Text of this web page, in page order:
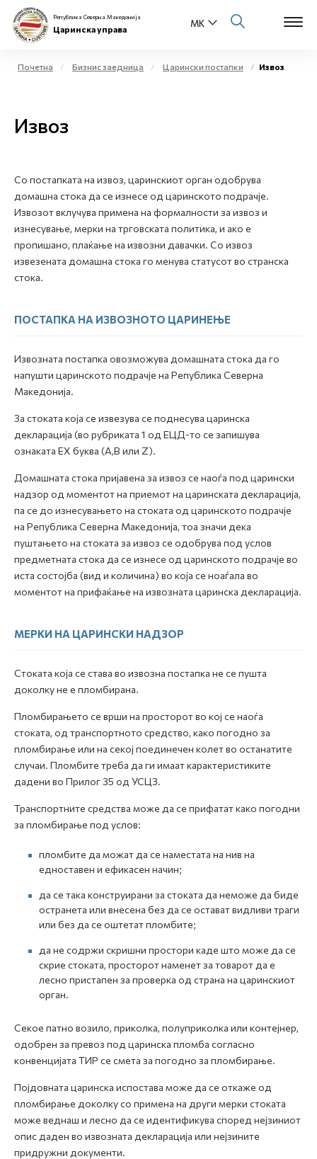
Бизнис заедница
Е-Царина
Медиа центар
Контакт
Е-Весник
Република Северна Македонија
Царинска управа
Почетна Бизнис заедница Царински постапки Извоз
Извоз
Со постапката на извоз, царинскиот орган одобрува
домашна стока да се изнесе од царинското подрачје.
Извозот вклучува примена на формалности за извоз и
изнесување, мерки на трговската политика, и ако е
пропишано, плаќање на извозни давачки. Со извоз
извезената домашна стока го менува статусот во странска
стока.
ПОСТАПКА НА ИЗВОЗНОТО ЦАРИНЕЊЕ
Извозната постапка овозможува домашната стока да го
напушти царинското подрачје на Република Северна
Македонија.
За стоката која се извезува се поднесува царинска
декларација (во рубриката 1 од ЕЦД-то се запишува
ознаката ЕХ буква (А,B или Z).
Домашната стока пријавена за извоз се наоѓа под царински
надзор од моментот на приемот на царинската декларација,
па се до изнесувањето на стоката од царинското подрачје
на Република Северна Македонија, тоа значи дека
пуштањето на стоката за извоз се одобрува под услов
предметната стока да се изнесе од царинското подрачје во
иста состојба (вид и количина) во која се ноаѓала во
моментот на прифаќање на извозната царинска декларација.
МЕРКИ НА ЦАРИНСКИ НАДЗОР
Стоката која се става во извозна постапка не се пушта
доколку не е пломбирана.
Пломбирањето се врши на просторот во кој се наоѓа
стоката, од транспортното средство, како погодно за
пломбирање или на секој поединечен колет во останатите
случаи. Пломбите треба да ги имаат карактеристиките
дадени во Прилог 35 од УСЦЗ.
Транспортните средства може да се прифатат како погодни
за пломбирање под услов:
пломбите да можат да се наместата на нив на
едноставен и ефикасен начин;
да се така конструирани за стоката да неможе да биде
остранета или внесена без да се остават видливи траги
или без да се оштетат пломбите;
да не содржи скришни простори каде што може да се
скрие стоката, просторот наменет за товарот да е
лесно пристапен за проверка од страна на царинскиот
орган.
Секое патно возило, приколка, полуприколка или контејнер,
одобрен за превоз под царинска пломба согласно
конвенцијата ТИР се смета за погодно за пломбирање.
Појдовната царинска испостава може да се откаже од
пломбирање доколку со примена на други мерки стоката
може веднаш и лесно да се идентификува според нејзиниот
опис даден во извозната декларација или нејзините
придружни документи.